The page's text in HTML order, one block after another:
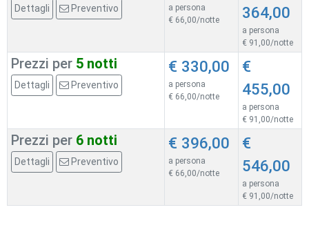
Dettagli Preventivo
a persona
€ 66,00/notte
364,00
a persona
€ 91,00/notte
Prezzi per 5 notti
Dettagli Preventivo
€ 330,00
a persona
€ 66,00/notte
€
455,00
a persona
€ 91,00/notte
Prezzi per 6 notti
Dettagli Preventivo
€ 396,00
a persona
€ 66,00/notte
€
546,00
a persona
€ 91,00/notte